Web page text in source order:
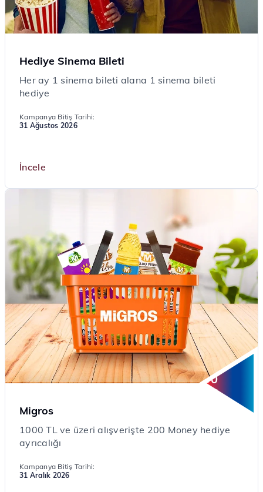
Hediye Sinema Bileti
Her ay 1 sinema bileti alana 1 sinema bileti
hediye
Kampanya Bitiş Tarihi:
31 Ağustos 2026
İncele
Migros
1000 TL ve üzeri alışverişte 200 Money hediye
ayrıcalığı
Kampanya Bitiş Tarihi:
31 Aralık 2026
200
Money